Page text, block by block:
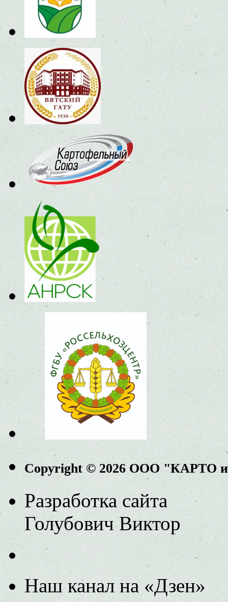
Copyright © 2026 ООО "КАРТО
Разработка сайта
Голубович Виктор
Наш канал на «Дзен»